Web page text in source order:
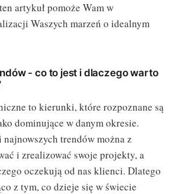
artykuł pomoże Wam w
Waszych marzeń o idealnym
- co to jest i dlaczego warto
to kierunki, które rozpoznane są
dominujące w danym okresie.
trendów można z
i zrealizować swoje projekty, a
oczekują od nas klienci. Dlatego
z tym, co dzieje się w świecie